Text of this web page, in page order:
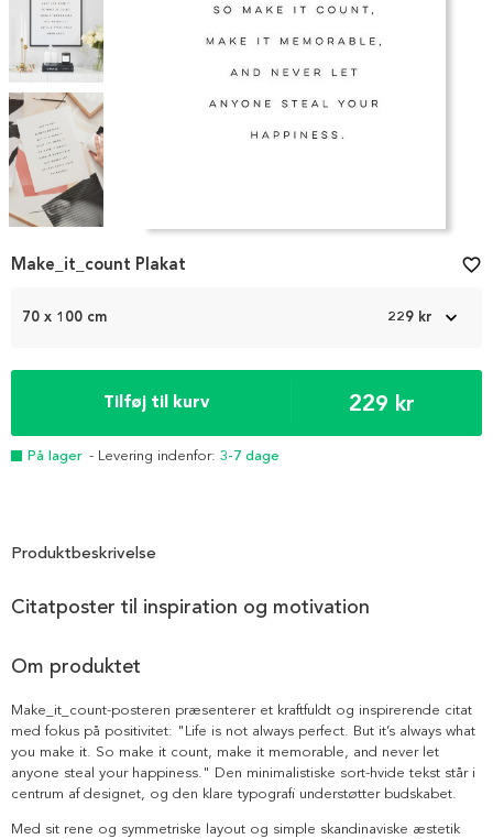
1
3
70 x 100 cm 229 kr
Tilføj til kurv 229 kr
På lager - Levering indenfor: 3-7 dage
Make_it_count Plakat favorite_border
Produktbeskrivelse
Citatposter til inspiration og motivation
Om produktet
Make_it_count-posteren præsenterer et kraftfuldt og inspirerende citat
med fokus på positivitet: "Life is not always perfect. But it’s always what
you make it. So make it count, make it memorable, and never let
anyone steal your happiness." Den minimalistiske sort-hvide tekst står i
centrum af designet, og den klare typografi understøtter budskabet.
Med sit rene og symmetriske layout og simple skandinaviske æstetik